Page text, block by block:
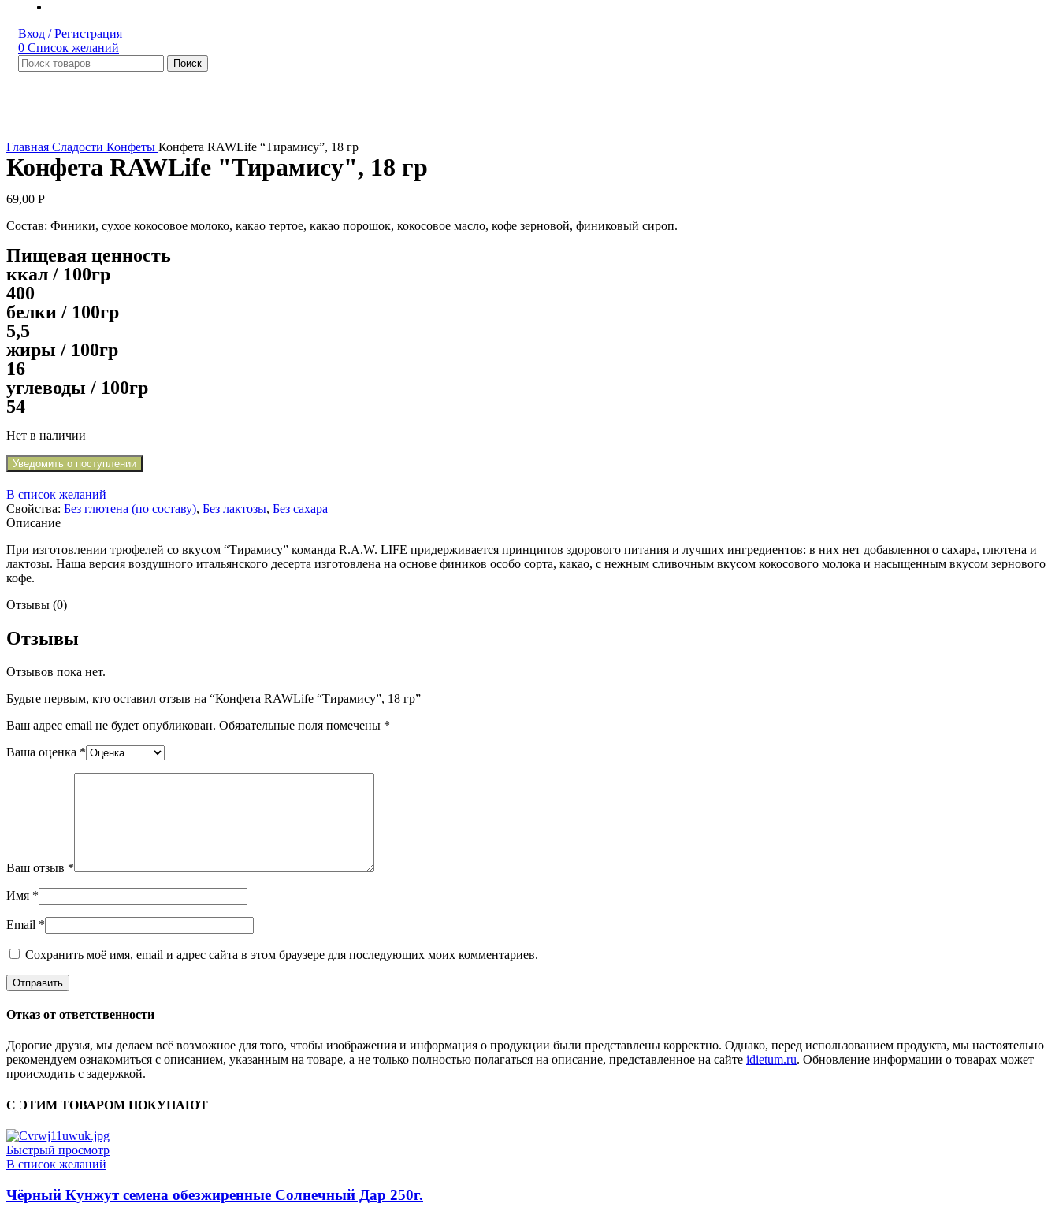
Вход / Регистрация
0 Список желаний
Поиск
Главная Сладости Конфеты Конфета RAWLife “Тирамису”, 18 гр
Конфета RAWLife "Тирамису", 18 гр
69,00 Р
Состав: Финики, сухое кокосовое молоко, какао тертое, какао порошок, кокосовое масло, кофе зерновой, финиковый сироп.
Пищевая ценность
ккал / 100гр
400
белки / 100гр
5,5
жиры / 100гр
16
углеводы / 100гр
54
Нет в наличии
Уведомить о поступлении
В список желаний
Свойства: Без глютена (по составу), Без лактозы, Без сахара
Описание
При изготовлении трюфелей со вкусом “Тирамису” команда R.A.W. LIFE придерживается принципов здорового питания и лучших ингредиентов: в них нет добавленного сахара, глютена и
лактозы. Наша версия воздушного итальянского десерта изготовлена на основе фиников особо сорта, какао, с нежным сливочным вкусом кокосового молока и насыщенным вкусом зернового
кофе.
Отзывы (0)
Отзывы
Отзывов пока нет.
Будьте первым, кто оставил отзыв на “Конфета RAWLife “Тирамису”, 18 гр”
Ваш адрес email не будет опубликован. Обязательные поля помечены *
Ваша оценка *
Ваш отзыв *
Имя *
Email *
Сохранить моё имя, email и адрес сайта в этом браузере для последующих моих комментариев.
Отказ от ответственности
Дорогие друзья, мы делаем всё возможное для того, чтобы изображения и информация о продукции были представлены корректно. Однако, перед использованием продукта, мы настоятельно
рекомендуем ознакомиться с описанием, указанным на товаре, а не только полностью полагаться на описание, представленное на сайте idietum.ru. Обновление информации о товарах может
происходить с задержкой.
С ЭТИМ ТОВАРОМ ПОКУПАЮТ
Быстрый просмотр
В список желаний
Чёрный Кунжут семена обезжиренные Солнечный Дар 250г.